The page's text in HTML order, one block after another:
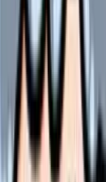
局への連携があるか
用観察が手順化されている
職場の連携力を映します
情報が流れる職場ほど、
が看護師へ集中し、残業
断
で業務負担と給与のバ
携や地域薬局との引き継
見る
で薬剤部・退院支援